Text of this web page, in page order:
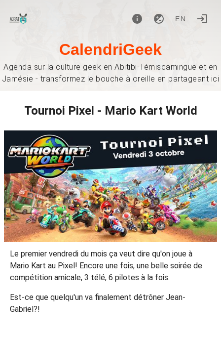
EN
CalendriGeek
Agenda sur la culture geek en Abitibi-Témiscamingue et en
Jamésie - transformez le bouche à oreille en partageant ici
Tournoi Pixel - Mario Kart World
Le premier vendredi du mois ça veut dire qu'on joue à
Mario Kart au Pixel! Encore une fois, une belle soirée de
compétition amicale, 3 télé, 6 pilotes à la fois.
Est-ce que quelqu'un va finalement détrôner Jean-
Gabriel?!